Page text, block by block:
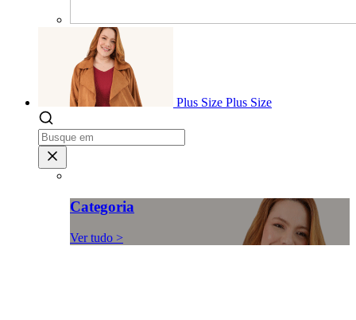
Plus Size Plus Size
Categoria
Ver tudo >